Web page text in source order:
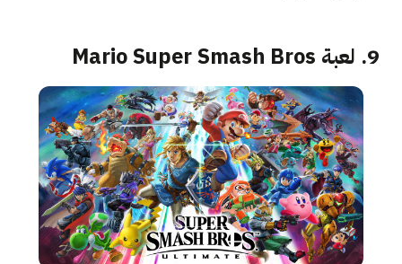
9. لعبة Mario Super Smash Bros